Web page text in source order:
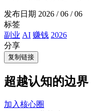
发布日期 2026 / 06 / 06
标签
副业 AI 赚钱 2026
分享
复制链接
超越认知的边界
加入核心圈